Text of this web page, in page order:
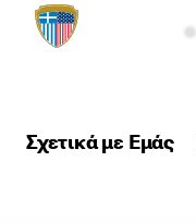
Σχετικά με Εμάς